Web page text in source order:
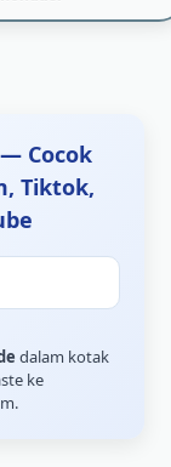
Cocok
Tiktok,
dalam kotak
ke